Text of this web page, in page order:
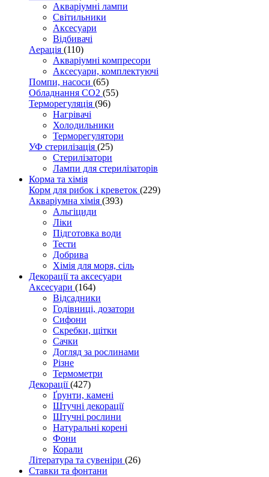
Акваріумні лампи
Світильники
Аксесуари
Відбивачі
Аерація (110)
Акваріумні компресори
Аксесуари, комплектуючі
Помпи, насоси (65)
Обладнання CO2 (55)
Терморегуляція (96)
Нагрівачі
Холодильники
Терморегулятори
УФ стерилізація (25)
Стерилізатори
Лампи для стерилізаторів
Корма та хімія
Корм для рибок і креветок (229)
Акваріумна хімія (393)
Альгіциди
Ліки
Підготовка води
Тести
Добрива
Хімія для моря, сіль
Декорації та аксесуари
Аксесуари (164)
Відсадники
Годівниці, дозатори
Сифони
Скребки, щітки
Сачки
Догляд за рослинами
Різне
Термометри
Декорації(427)
Ґрунти, камені
Штучні декорації
Штучні рослини
Натуральні корені
Фони
Корали
Література та сувеніри (26)
Ставки та фонтани